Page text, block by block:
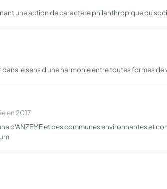
une action de caractere philanthropique ou
le sens d une harmonie entre toutes formes
en 2017
d'ANZEME et des communes environnantes et